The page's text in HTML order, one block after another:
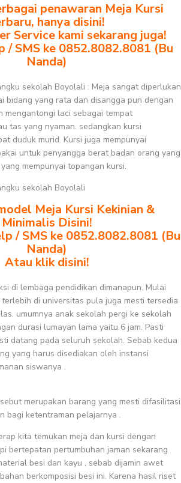
penawaran Meja Kursi
hanya disini!
Service kami sekarang juga!
/ SMS ke 0852.8082.8081 (Bu
Nanda)
sekolah Boyolali : Meja sangat diperlukan
bidang yang rata dan disangga pun dengan
mengantongi laci sebagai tempat
tas yang nyaman. sedangkan kursi
duduk murid. Kursi juga mempunyai
untuk penyangga berat badan orang yang
mempunyai topangan kursi.
sekolah Boyolali
Meja Kursi Kekinian &
Minimalis Disini!
/ SMS ke 0852.8082.8081 (Bu
Nanda)
Atau klik disini!
di lembaga pendidikan dimanapun. Mulai
terlebih di universitas pula juga mesti tersedia
umumnya anak sekolah pergi ke sekolah
durasi lumayan lama yaitu 6 jam. Pasti
datang pada seluruh sekolah. Sebab kedua
yang harus disediakan oleh instansi
siswanya .
merupakan barang yang mesti difasilitasi
bagi ketentraman pelajarnya .
kita temukan meja dan kursi dengan
bertepatan pertumbuhan jaman sekarang
besi dan kayu , sebab dijamin awet
berkomposisi besi ini. Karena hasil riset